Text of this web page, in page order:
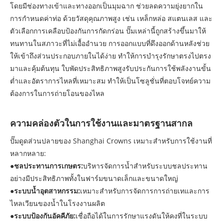
โดยมีช่องทางเข้าและทางออกเป็นมุมฉาก ช่วยลดความยุ่งยากใน
การกำหนดค่าท่อ ด้วยวัสดุคุณภาพสูง เช่น เหล็กหล่อ สแตนเลส และ
ตัวเลือกการเคลือบป้องกันการกัดกร่อน ปั๊มเหล่านี้ถูกสร้างขึ้นมาให้
ทนทานในสภาวะที่ไม่เอื้ออำนวย การออกแบบที่ดึงออกด้านหลังช่วย
ให้เข้าถึงส่วนประกอบภายในได้ง่าย ทำให้การบำรุงรักษาตรงไปตรง
มาและคุ้มต้นทุน ใบพัดประสิทธิภาพสูงรับประกันการใช้พลังงานขั้น
ต่ำและอัตราการไหลที่เหมาะสม ทำให้เป็นโซลูชั่นที่ตอบโจทย์ความ
ต้องการในการถ่ายโอนของไหล
ความคล่องตัวในการใช้งานและมาตรฐานสากล
ปั๊มดูดส่วนปลายของ Shanghai Crowns เหมาะสำหรับการใช้งานที่
หลากหลาย:
●ชลประทานการเกษตร:บริหารจัดการน้ำสำหรับระบบชลประทาน
อย่างมีประสิทธิภาพทั้งในฟาร์มขนาดเล็กและขนาดใหญ่
●ระบบน้ำอุตสาหกรรม:เหมาะสำหรับการจัดการการถ่ายเทและการ
ไหลเวียนของน้ำในโรงงานผลิต
●ระบบป้องกันอัคคีภัย:เชื่อถือได้ในการรักษาแรงดันให้คงที่ในระบบ